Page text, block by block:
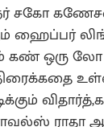
சகோ
ஹைப்பர்
கண் ஒரு லோ
ராதா